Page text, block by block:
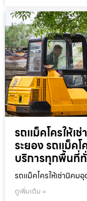
รถแม็คโครให้เ
ระยอง รถแม็คโ
บริการทุกพื้นที่
รถแม็คโครให้เช่านิคม
ดูเพิ่มเติม »